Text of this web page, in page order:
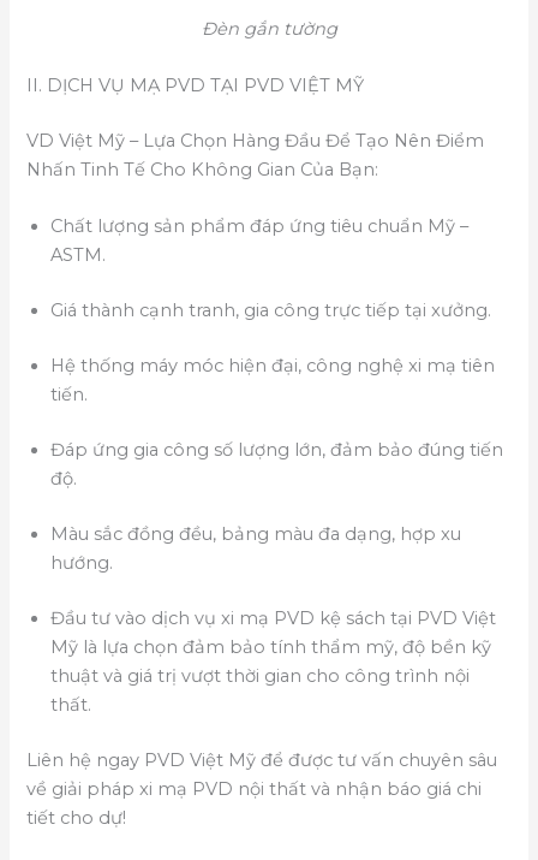
Đèn gắn tường
II. DỊCH VỤ MẠ PVD TẠI PVD VIỆT MỸ
VD Việt Mỹ – Lựa Chọn Hàng Đầu Để Tạo Nên Điểm
Nhấn Tinh Tế Cho Không Gian Của Bạn:
Chất lượng sản phẩm đáp ứng tiêu chuẩn Mỹ –
ASTM.
Giá thành cạnh tranh, gia công trực tiếp tại xưởng.
Hệ thống máy móc hiện đại, công nghệ xi mạ tiên
tiến.
Đáp ứng gia công số lượng lớn, đảm bảo đúng tiến
độ.
Màu sắc đồng đều, bảng màu đa dạng, hợp xu
hướng.
Đầu tư vào dịch vụ xi mạ PVD kệ sách tại PVD Việt
Mỹ là lựa chọn đảm bảo tính thẩm mỹ, độ bền kỹ
thuật và giá trị vượt thời gian cho công trình nội
thất.
Liên hệ ngay PVD Việt Mỹ để được tư vấn chuyên sâu
về giải pháp xi mạ PVD nội thất và nhận báo giá chi
tiết cho dự!